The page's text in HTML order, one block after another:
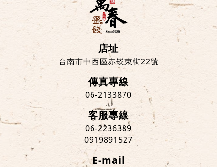
店址
台南市中西區赤崁東街22號
傳真專線
06-2133870
客服專線
06-2236389
0919891527
E-mail